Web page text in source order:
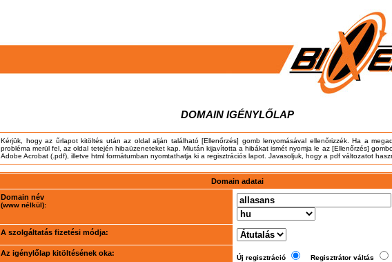
DOMAIN IGÉNYLŐLAP
Kérjük, hogy az űrlapot kitöltés után az oldal alján található [Ellenőrzés] gomb lenyomásával ellenőrizzék. Ha a
probléma merül fel, az oldal tetején hibaüzeneteket kap. Miután kijavította a hibákat ismét nyomja le az [Ellenőrzés]
Adobe Acrobat (.pdf), illetve html formátumban nyomtathatja ki a regisztrációs lapot. Javasoljuk, hogy a pdf változatot
Domain adatai
Domain név
(www nélkül):
A szolgáltatás fizetési módja:
Az igénylőlap kitöltésének oka:
Új regisztráció Regisztrátor váltás